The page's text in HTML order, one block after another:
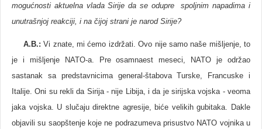
mogućnosti aktuelna vlada Sirije da se odupre spoljnim napadima i
unutrašnjoj reakciji, i na čijoj strani je narod Sirije?
A.B.: Vi znate, mi ćemo izdržati. Ovo nije samo naše mišljenje, to
je i mišljenje NATO-a. Pre osamnaest meseci, NATO je održao
sastanak sa predstavnicima general-štabova Turske, Francuske i
Italije. Oni su rekli da Sirija - nije Libija, i da je sirijska vojska - veoma
jaka vojska. U slučaju direktne agresije, biće velikih gubitaka. Dakle
objavili su saopštenje koje ne podrazumeva prisustvo NATO vojnika u